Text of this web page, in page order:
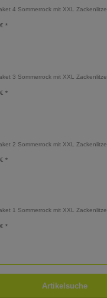
4 Sommerrock mit XXL Zackenlitze
*
3 Sommerrock mit XXL Zackenlitze
*
2 Sommerrock mit XXL Zackenlitze
*
1 Sommerrock mit XXL Zackenlitze
*
Artikelsuche